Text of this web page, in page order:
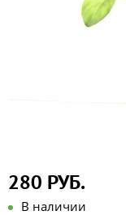
280 РУБ.
В наличии